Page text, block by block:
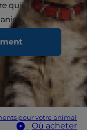
pour votre animal
Où acheter
qui vous
est à son
idéal ou en
votre
à lui palper
sentir ses